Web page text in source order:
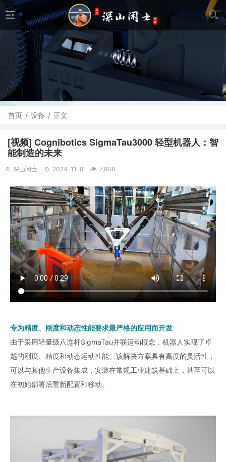
首页 / 设备 / 正文
[视频] Cognibotics SigmaTau3000 轻型机器人：智
能制造的未来
深山闲士 2024-11-8 7,908
专为精度、刚度和动态性能要求最严格的应用而开发
由于采用轻量级八连杆SigmaTau并联运动概念，机器人实现了卓
越的刚度、精度和动态运动性能。该解决方案具有高度的灵活性，
可以与其他生产设备集成，安装在常规工业建筑基础上，甚至可以
在初始部署后重新配置和移动。